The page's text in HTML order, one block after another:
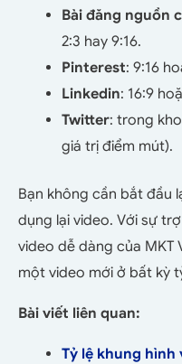
Bài đăng nguồn
2:3 hay 9:16.
Pinterest: 9:16
Linkedin: 16:9
Twitter: trong
giá trị điểm mút).
Bạn không cần bắt đầu
dụng lại video. Với sự
video dễ dàng của MKT
một video mới ở bất kỳ
Bài viết liên quan:
Tỷ lệ khung hình